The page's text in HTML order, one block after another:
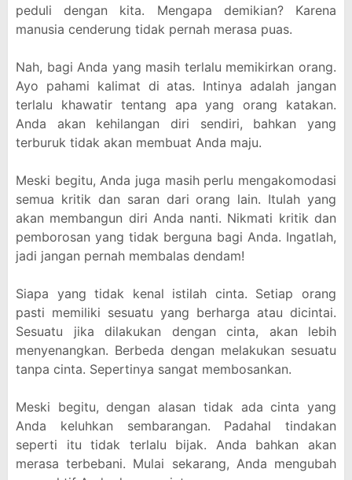
peduli dengan kita. Mengapa demikian? Karena
manusia cenderung tidak pernah merasa puas.
Nah, bagi Anda yang masih terlalu memikirkan orang.
Ayo pahami kalimat di atas. Intinya adalah jangan
terlalu khawatir tentang apa yang orang katakan.
Anda akan kehilangan diri sendiri, bahkan yang
terburuk tidak akan membuat Anda maju.
Meski begitu, Anda juga masih perlu mengakomodasi
semua kritik dan saran dari orang lain. Itulah yang
akan membangun diri Anda nanti. Nikmati kritik dan
pemborosan yang tidak berguna bagi Anda. Ingatlah,
jadi jangan pernah membalas dendam!
Siapa yang tidak kenal istilah cinta. Setiap orang
pasti memiliki sesuatu yang berharga atau dicintai.
Sesuatu jika dilakukan dengan cinta, akan lebih
menyenangkan. Berbeda dengan melakukan sesuatu
tanpa cinta. Sepertinya sangat membosankan.
Meski begitu, dengan alasan tidak ada cinta yang
Anda keluhkan sembarangan. Padahal tindakan
seperti itu tidak terlalu bijak. Anda bahkan akan
merasa terbebani. Mulai sekarang, Anda mengubah